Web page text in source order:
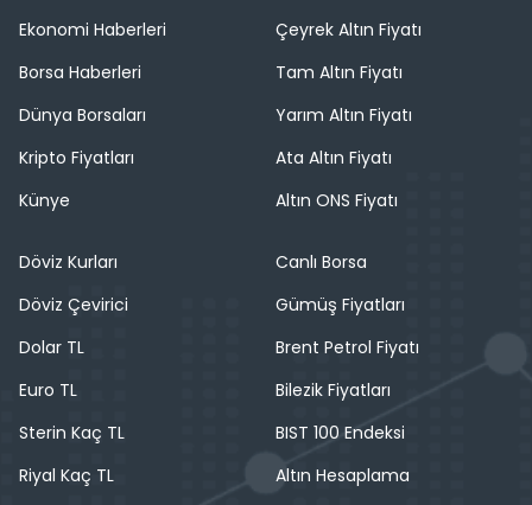
Ekonomi Haberleri
Borsa Haberleri
Dünya Borsaları
Kripto Fiyatları
Künye
Çeyrek Altın Fiyatı
Tam Altın Fiyatı
Yarım Altın Fiyatı
Ata Altın Fiyatı
Altın ONS Fiyatı
Döviz Kurları
Döviz Çevirici
Dolar TL
Euro TL
Sterin Kaç TL
Riyal Kaç TL
Canlı Borsa
Gümüş Fiyatları
Brent Petrol Fiyatı
Bilezik Fiyatları
BIST 100 Endeksi
Altın Hesaplama